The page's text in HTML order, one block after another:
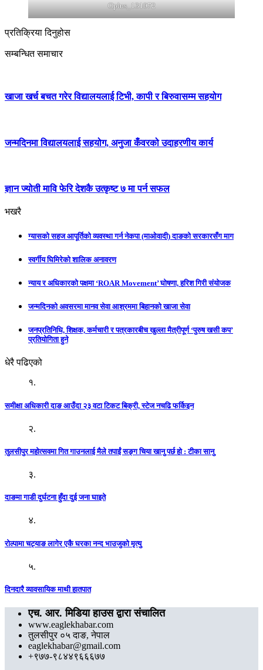
Oplus_131072
प्रतिक्रिया दिनुहोस
सम्बन्धित समाचार
खाजा खर्च बचत गरेर विद्यालयलाई टिभी, कापी र बिरुवासम्म सहयोग
जन्मदिनमा विद्यालयलाई सहयोग, अनुजा कँवरको उदाहरणीय कार्य
ज्ञान ज्योती मावि फेरि देशकै उत्कृष्ट ७ मा पर्न सफल
भखरै
ग्यासको सहज आपूर्तिको व्यवस्था गर्न नेकपा (माओवादी) दाङको सरकारसँग माग
स्वर्गीय घिमिरेको शालिक अनावरण
न्याय र अधिकारको पक्षमा ‘ROAR Movement’ घोषणा, हरिश गिरी संयोजक
जन्मदिनको अवसरमा मानव सेवा आश्रममा बिहानको खाजा सेवा
जनप्रतिनिधि, शिक्षक, कर्मचारी र पत्रकारबीच खुल्ला मैत्रीपूर्ण ‘पुरुष खसी कप’
प्रतियोगिता हुने
धेरै पढिएको
१.
समीक्षा अधिकारी दाङ आउँदा २३ वटा टिकट बिक्री, स्टेज नचढि फर्किइन
२.
तुलसीपुर महोत्सवमा गित गाउनलाई मैले तपाईं सङ्ग चिया खानु पर्छ हो : टीका सानु
३.
दाङमा गाडी दुर्घटना हुँदा दुई जना घाइते
४.
रोल्पामा चट्याङ लागेर एकै घरका नन्द भाउजुको मृत्यु
५.
दिनदारै व्यावसायिक माथी हातपात
एच. आर. मिडिया हाउस द्वारा संचालित
www.eaglekhabar.com
तुलसीपुर ०५ दाङ, नेपाल
eaglekhabar@gmail.com
+९७७-९८४४९६६६७७